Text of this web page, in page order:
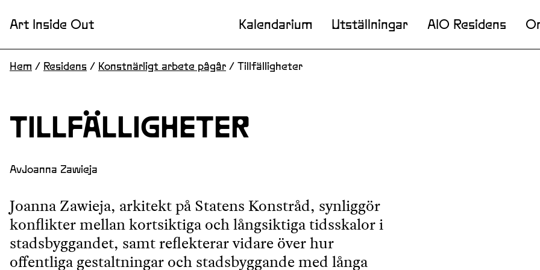
Art Inside Out Kalendarium Utställningar AIO Residens
Hem / Residens / Konstnärligt arbete pågår / Tillfälligheter
TILLFÄLLIGHETER
AvJoanna Zawieja
Joanna Zawieja, arkitekt på Statens Konstråd, synliggör
konflikter mellan kortsiktiga och långsiktiga tidsskalor i
stadsbyggandet, samt reflekterar vidare över hur
offentliga gestaltningar och stadsbyggande med långa